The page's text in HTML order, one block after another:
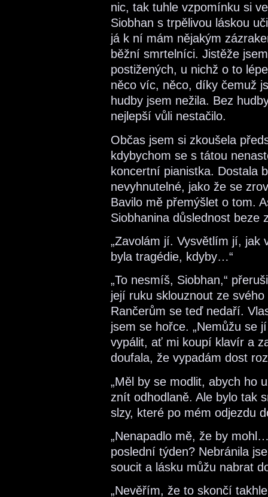
nic, tak tuhle vzpomínku si
Siobhan s trpělivou láskou
já k ní mám nějakým
běžní smrtelníci. Jistěže
postižených, u nichž o to
něco víc, něco, díky čemuž
hudby jsem nežila. Bez
nejlepší vůli nestačilo.
Občas jsem si zkoušela
kdybychom se s tátou
koncertní pianistka. Dostala
nevyhnutelné, jako že se
Bavilo mě přemýšlet o tom.
Siobhanina důslednost beze
„Zavolám jí. Vysvětlím jí, jak
byla tragédie, kdyby…“
„To nesmíš, Siobhan,“
její ruku sklouznout ze
Rančerům se teď nedaří.
jsem se hořce. „Nemůžu se
vypálit, ať mi koupí klavír a
doufala, že vypadám dost
„Měl by se modlit, abych ho
znít odhodlaně. Ale bylo tak
slzy, které po mém odjezdu
„Nenapadlo mě, že by
poslední týden? Nebránila
soucit a lásku můžu nabrat
„Nevěřím, že to skončí